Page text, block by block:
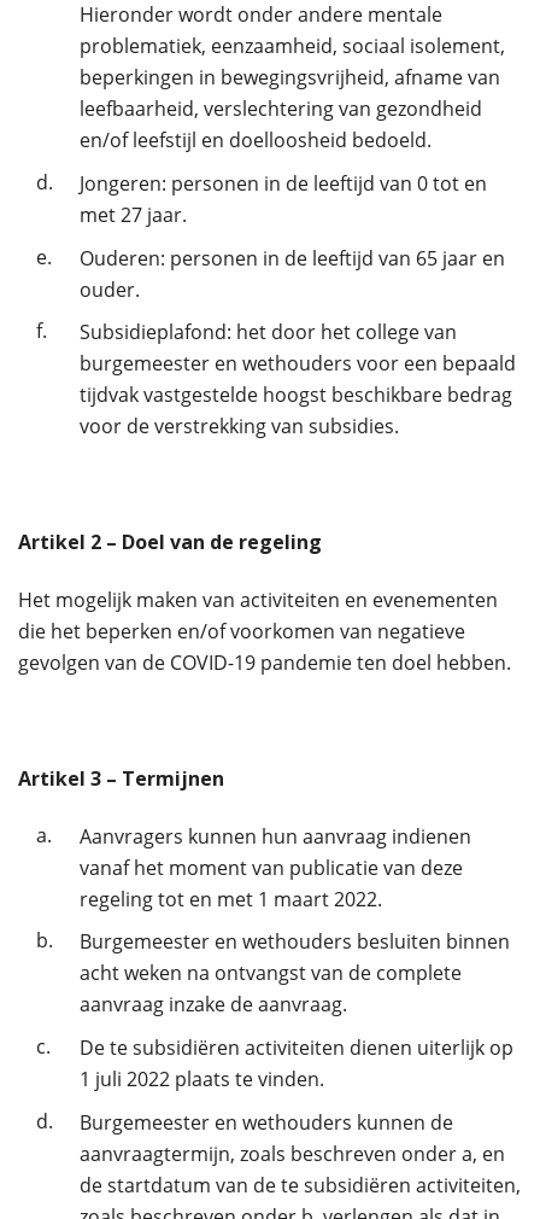
Hieronder wordt onder andere mentale
problematiek, eenzaamheid, sociaal isolement,
beperkingen in bewegingsvrijheid, afname van
leefbaarheid, verslechtering van gezondheid
en/of leefstijl en doelloosheid bedoeld.
d.
Jongeren: personen in de leeftijd van 0 tot en
met 27 jaar.
e.
Ouderen: personen in de leeftijd van 65 jaar en
ouder.
f.
Subsidieplafond: het door het college van
burgemeester en wethouders voor een bepaald
tijdvak vastgestelde hoogst beschikbare bedrag
voor de verstrekking van subsidies.
Artikel 2 – Doel van de regeling
Het mogelijk maken van activiteiten en evenementen
die het beperken en/of voorkomen van negatieve
gevolgen van de COVID-19 pandemie ten doel hebben.
Artikel 3 – Termijnen
a.
Aanvragers kunnen hun aanvraag indienen
vanaf het moment van publicatie van deze
regeling tot en met 1 maart 2022.
b.
Burgemeester en wethouders besluiten binnen
acht weken na ontvangst van de complete
aanvraag inzake de aanvraag.
c.
De te subsidiëren activiteiten dienen uiterlijk op
1 juli 2022 plaats te vinden.
d.
Burgemeester en wethouders kunnen de
aanvraagtermijn, zoals beschreven onder a, en
de startdatum van de te subsidiëren activiteiten,